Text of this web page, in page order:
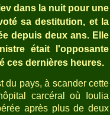
dans la nuit pour une
sa destitution, et la
depuis deux ans. Elle
était l'opposante
ces dernières heures.
du pays, à scander cette
carcéral où Ioulia
après plus de deux